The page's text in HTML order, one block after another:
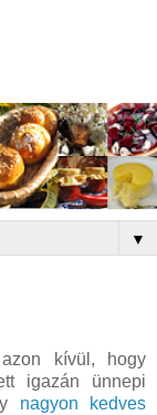
▼
kívül, hogy
igazán ünnepi
nagyon kedves